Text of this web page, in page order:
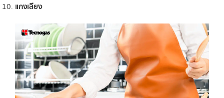
แกงเลียง